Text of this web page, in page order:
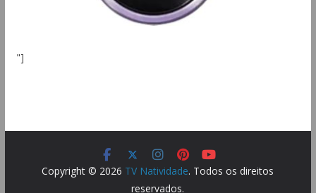
"]
Copyright © 2026 TV Natividade. Todos os direitos
reservados.